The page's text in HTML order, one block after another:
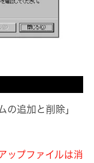
の追加と削除」
ップファイルは消